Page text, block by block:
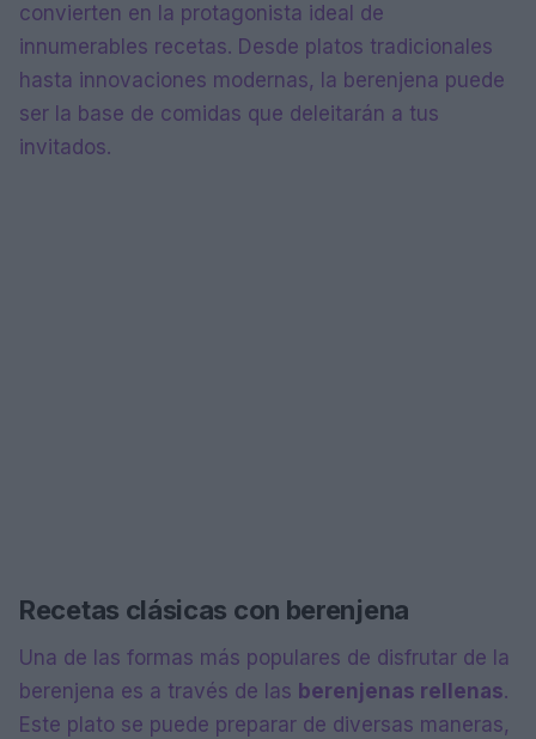
convierten en la protagonista ideal de
innumerables recetas. Desde platos tradicionales
hasta innovaciones modernas, la berenjena puede
ser la base de comidas que deleitarán a tus
invitados.
Recetas clásicas con berenjena
Una de las formas más populares de disfrutar de la
berenjena es a través de las berenjenas rellenas.
Este plato se puede preparar de diversas maneras,